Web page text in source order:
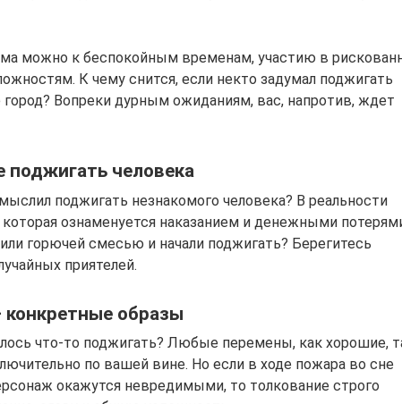
можно к беспокойным временам, участию в
К чему снится, если некто задумал поджигать
Вопреки дурным ожиданиям, вас, напротив, ждет
поджигать человека
поджигать незнакомого человека? В реальности
которая ознаменуется наказанием и денежными
горючей смесью и начали поджигать? Берегитесь
приятелей.
образы
что-то поджигать? Любые перемены, как хорошие,
по вашей вине. Но если в ходе пожара во сне
окажутся невредимыми, то толкование строго